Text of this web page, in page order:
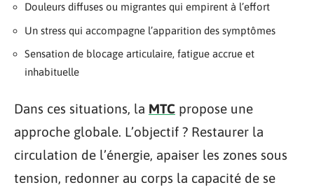
Douleurs diffuses ou migrantes qui empirent à l’effort
Un stress qui accompagne l’apparition des symptômes
Sensation de blocage articulaire, fatigue accrue et
inhabituelle
Dans ces situations, la MTC propose une
approche globale. L’objectif ? Restaurer la
circulation de l’énergie, apaiser les zones sous
tension, redonner au corps la capacité de se